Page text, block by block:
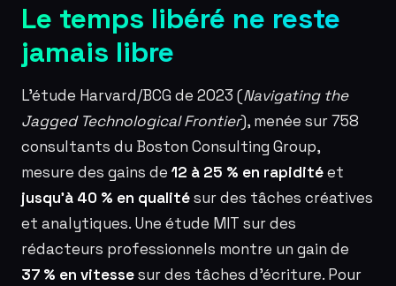
Le temps libéré ne reste
jamais libre
L’étude Harvard/BCG de 2023 (Navigating the
Jagged Technological Frontier), menée sur 758
consultants du Boston Consulting Group,
mesure des gains de 12 à 25 % en rapiditéet
jusqu’à 40 % en qualitésur des tâches créatives
et analytiques. Une étude MIT sur des
rédacteurs professionnels montre un gain de
37 % en vitessesur des tâches d’écriture. Pour